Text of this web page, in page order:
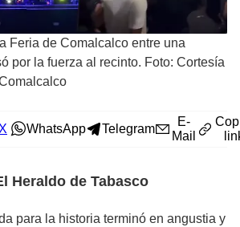
Feria de Comalcalco entre una
por la fuerza al recinto. Foto: Cortesía
X WhatsApp Telegram
E-
Mail
Heraldo de Tabasco
para la historia terminó en angustia y